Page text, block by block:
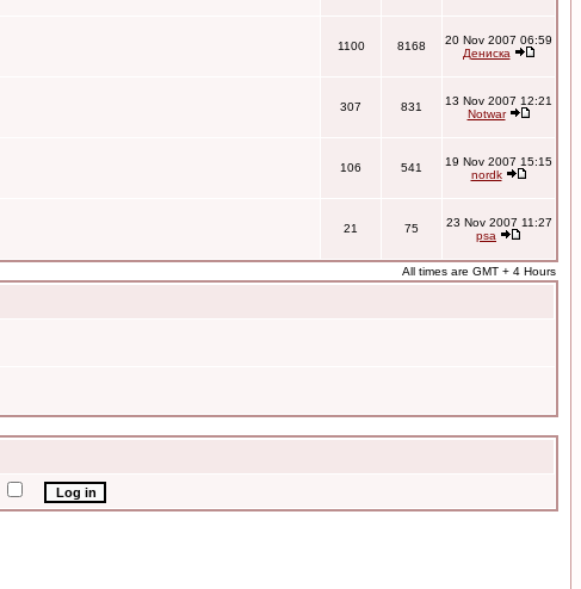
1100 8168
20 Nov 2007 06:59
Дениска
307 831
13 Nov 2007 12:21
Notwar
106 541
19 Nov 2007 15:15
nordk
21 75
23 Nov 2007 11:27
psa
All times are GMT + 4 Hours